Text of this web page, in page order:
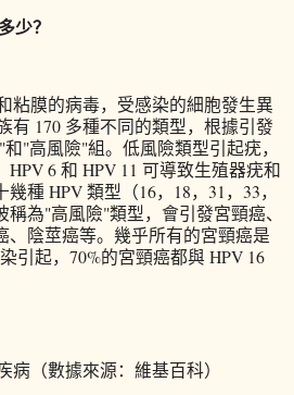
少？
粘膜的病毒，受感染的細胞發生異
有 170 多種不同的類型，根據引發
"高風險"組。低風險類型引起疣，
6 和 HPV 11 可導致生殖器疣和
種 HPV 類型（16，18，31，33，
稱為"高風險"類型，會引發宮頸癌、
、陰莖癌等。幾乎所有的宮頸癌是
引起，70%的宮頸癌都與 HPV 16
（數據來源：維基百科）